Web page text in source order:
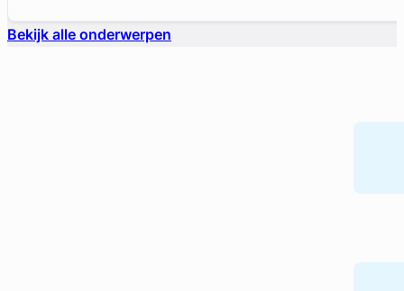
Bekijk alle onderwerpen